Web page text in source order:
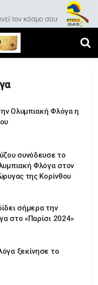
Ολυμπιακή Φλόγα η
συνόδευσε το
Φλόγα στον
της Κορίνθου
σήμερα την
στο «Παρίσι 2024»
ξεκίνησε το